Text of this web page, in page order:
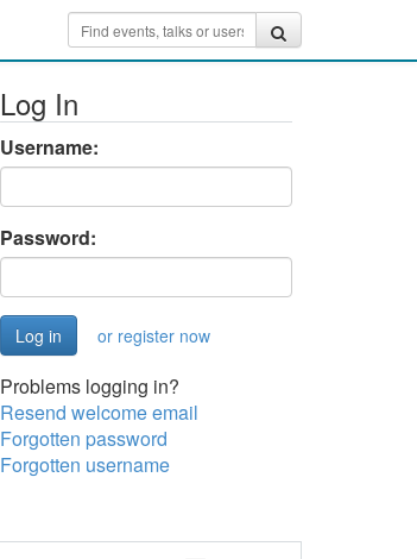
Log In
Username:
Password:
or register now
Problems logging in?
Resend welcome email
Forgotten password
Forgotten username